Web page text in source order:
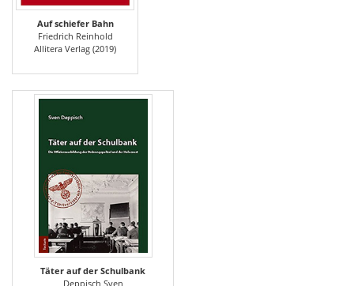
Auf schiefer Bahn
Friedrich Reinhold
Allitera Verlag (2019)
Täter auf der Schulbank
Deppisch Sven